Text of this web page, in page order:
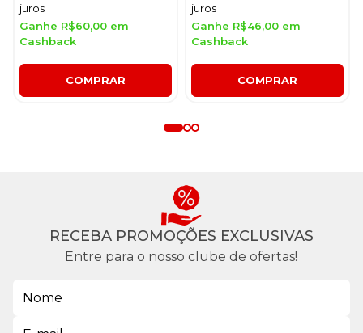
juros
Ganhe R$60,00 em
Cashback
COMPRAR
juros
Ganhe R$46,00 em
Cashback
COMPRAR
RECEBA PROMOÇÕES EXCLUSIVAS
Entre para o nosso clube de ofertas!